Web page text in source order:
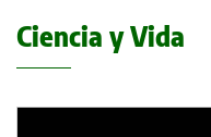
Ciencia y Vida